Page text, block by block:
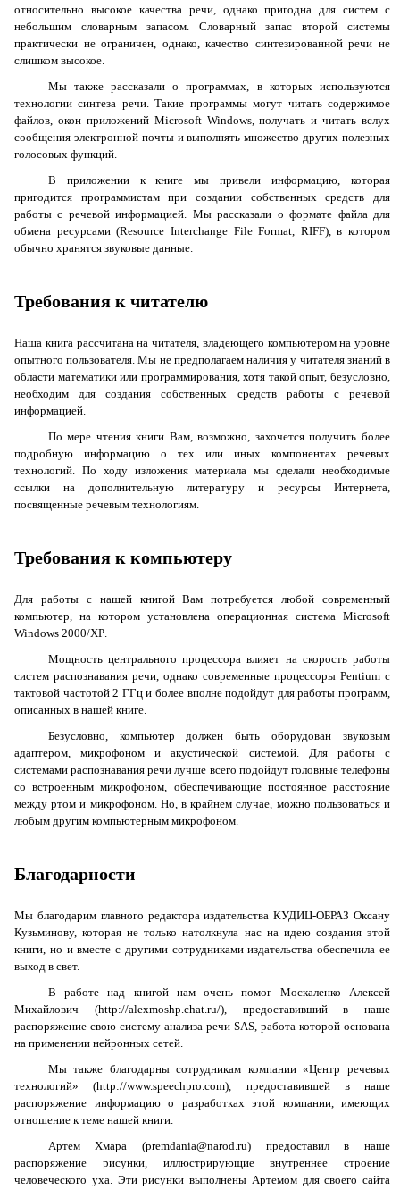
относительно высокое качества речи, однако пригодна для систем с
небольшим словарным запасом. Словарный запас второй системы
практически не ограничен, однако, качество синтезированной речи не
слишком высокое.
Мы также рассказали о программах, в которых используются
технологии синтеза речи. Такие программы могут читать содержимое
файлов, окон приложений Microsoft Windows, получать и читать вслух
сообщения электронной почты и выполнять множество других полезных
голосовых функций.
В приложении к книге мы привели информацию, которая
пригодится программистам при создании собственных средств для
работы с речевой информацией. Мы рассказали о формате файла для
обмена ресурсами (Resource Interchange File Format, RIFF), в котором
обычно хранятся звуковые данные.
Требования к читателю
Наша книга рассчитана на читателя, владеющего компьютером на уровне
опытного пользователя. Мы не предполагаем наличия у читателя знаний в
области математики или программирования, хотя такой опыт, безусловно,
необходим для создания собственных средств работы с речевой
информацией.
По мере чтения книги Вам, возможно, захочется получить более
подробную информацию о тех или иных компонентах речевых
технологий. По ходу изложения материала мы сделали необходимые
ссылки на дополнительную литературу и ресурсы Интернета,
посвященные речевым технологиям.
Требования к компьютеру
Для работы с нашей книгой Вам потребуется любой современный
компьютер, на котором установлена операционная система Microsoft
Windows 2000/XP.
Мощность центрального процессора влияет на скорость работы
систем распознавания речи, однако современные процессоры Pentium с
тактовой частотой 2 ГГц и более вполне подойдут для работы программ,
описанных в нашей книге.
Безусловно, компьютер должен быть оборудован звуковым
адаптером, микрофоном и акустической системой. Для работы с
системами распознавания речи лучше всего подойдут головные телефоны
со встроенным микрофоном, обеспечивающие постоянное расстояние
между ртом и микрофоном. Но, в крайнем случае, можно пользоваться и
любым другим компьютерным микрофоном.
Благодарности
Мы благодарим главного редактора издательства КУДИЦ-ОБРАЗ Оксану
Кузьминову, которая не только натолкнула нас на идею создания этой
книги, но и вместе с другими сотрудниками издательства обеспечила ее
выход в свет.
В работе над книгой нам очень помог Москаленко Алексей
Михайлович (http://alexmoshp.chat.ru/), предоставивший в наше
распоряжение свою систему анализа речи SAS, работа которой основана
на применении нейронных сетей.
Мы также благодарны сотрудникам компании «Центр речевых
технологий» (http://www.speechpro.com), предоставившей в наше
распоряжение информацию о разработках этой компании, имеющих
отношение к теме нашей книги.
Артем Хмара (premdania@narod.ru) предоставил в наше
распоряжение рисунки, иллюстрирующие внутреннее строение
человеческого уха. Эти рисунки выполнены Артемом для своего сайта